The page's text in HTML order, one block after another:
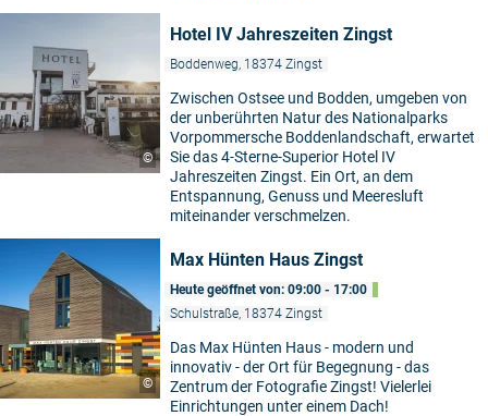
©
Hotel IV Jahreszeiten Zingst
Boddenweg, 18374 Zingst
Zwischen Ostsee und Bodden, umgeben von
der unberührten Natur des Nationalparks
Vorpommersche Boddenlandschaft, erwartet
Sie das 4-Sterne-Superior Hotel IV
Jahreszeiten Zingst. Ein Ort, an dem
Entspannung, Genuss und Meeresluft
miteinander verschmelzen.
©
Max Hünten Haus Zingst
Heute geöffnet von: 09:00 - 17:00
Schulstraße, 18374 Zingst
Das Max Hünten Haus - modern und
innovativ - der Ort für Begegnung - das
Zentrum der Fotografie Zingst! Vielerlei
Einrichtungen unter einem Dach!